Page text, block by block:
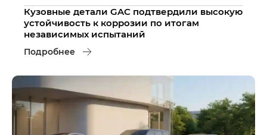
Кузовные детали GAC подтвердили высокую
устойчивость к коррозии по итогам
независимых испытаний
Подробнее